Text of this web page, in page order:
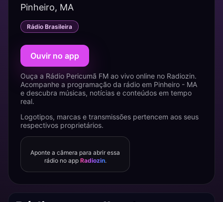
Pinheiro, MA
Rádio Brasileira
Ouvir no app
Ouça a Rádio Pericumã FM ao vivo online no Radiozin.
Acompanhe a programação da rádio em Pinheiro - MA
e descubra músicas, notícias e conteúdos em tempo
real.
Logotipos, marcas e transmissões pertencem aos seus
respectivos proprietários.
Aponte a câmera para abrir essa
rádio no app Radiozin.